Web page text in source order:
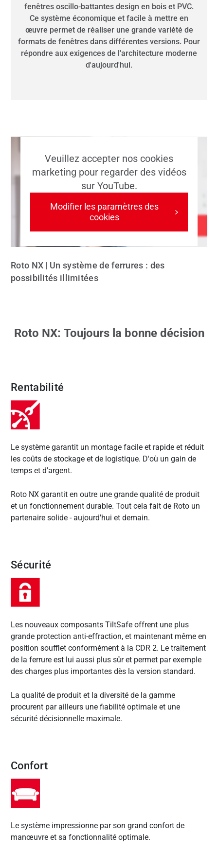
fenêtres oscillo-battantes design en bois et PVC.
Ce système économique et facile à mettre en
œuvre permet de réaliser une grande variété de
formats de fenêtres dans différentes versions. Pour
répondre aux exigences de l'architecture moderne
d'aujourd'hui.
Veuillez accepter nos cookies
marketing pour regarder des vidéos
sur YouTube.
Modifier les paramètres des
cookies
Roto NX | Un système de ferrures : des
possibilités illimitées
Roto NX: Toujours la bonne décision
Rentabilité
Le système garantit un montage facile et rapide et réduit
les coûts de stockage et de logistique. D'où un gain de
temps et d'argent.
Roto NX garantit en outre une grande qualité de produit
et un fonctionnement durable. Tout cela fait de Roto un
partenaire solide - aujourd'hui et demain.
Sécurité
Les nouveaux composants TiltSafe offrent une plus
grande protection anti-effraction, et maintenant même en
position soufflet conformément à la CDR 2. Le traitement
de la ferrure est lui aussi plus sûr et permet par exemple
des charges plus importantes dès la version standard.
La qualité de produit et la diversité de la gamme
procurent par ailleurs une fiabilité optimale et une
sécurité décisionnelle maximale.
Confort
Le système impressionne par son grand confort de
manœuvre et sa fonctionnalité optimale.